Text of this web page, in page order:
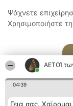
ΑΕΤΟΊ
04:39
Γεια σας.
Ψάχνετε
Χρησιμοποιήστε